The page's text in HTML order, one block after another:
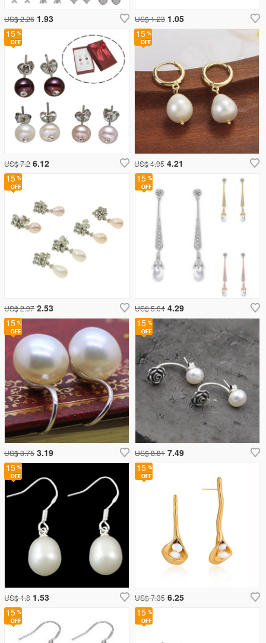
US$ 2.26 1.93 US$ 1.23 1.05
15
US$ 2.97 2.53
15
US$ 7.2 6.12
15
US$ 4.95 4.21
15
US$ 5.04 4.29
15
US$ 8.81 7.49
15
US$ 3.75 3.19
15
US$ 7.35 6.25
15
15
US$ 1.8 1.53
15